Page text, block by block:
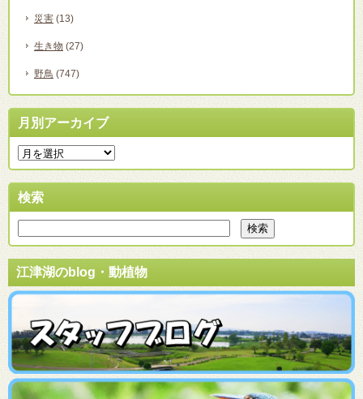
災害 (13)
生き物 (27)
野鳥 (747)
月別アーカイブ
検索
江津湖のblog・動植物